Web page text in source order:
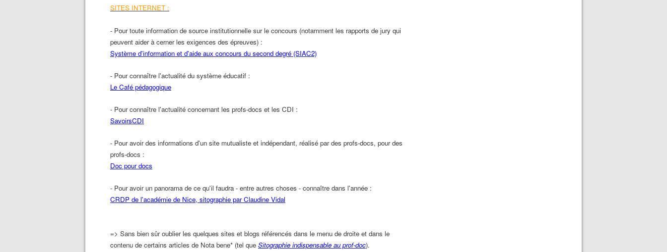
SITES INTERNET :
- Pour toute information de source institutionnelle sur le concours (notamment les rapports de jury qui
peuvent aider à cerner les exigences des épreuves) :
Système d'information et d'aide aux concours du second degré (SIAC2)
- Pour connaître l'actualité du système éducatif :
Le Café pédagogique
- Pour connaître l'actualité concernant les profs-docs et les CDI :
SavoirsCDI
- Pour avoir des informations d'un site mutualiste et indépendant, réalisé par des profs-docs, pour des
profs-docs :
Doc pour docs
- Pour avoir un panorama de ce qu'il faudra - entre autres choses - connaître dans l'année :
CRDP de l'académie de Nice, sitographie par Claudine Vidal
=> Sans bien sûr oublier les quelques sites et blogs référencés dans le menu de droite et dans le
contenu de certains articles de Nota bene* (tel que Sitographie indispensable au prof-doc).